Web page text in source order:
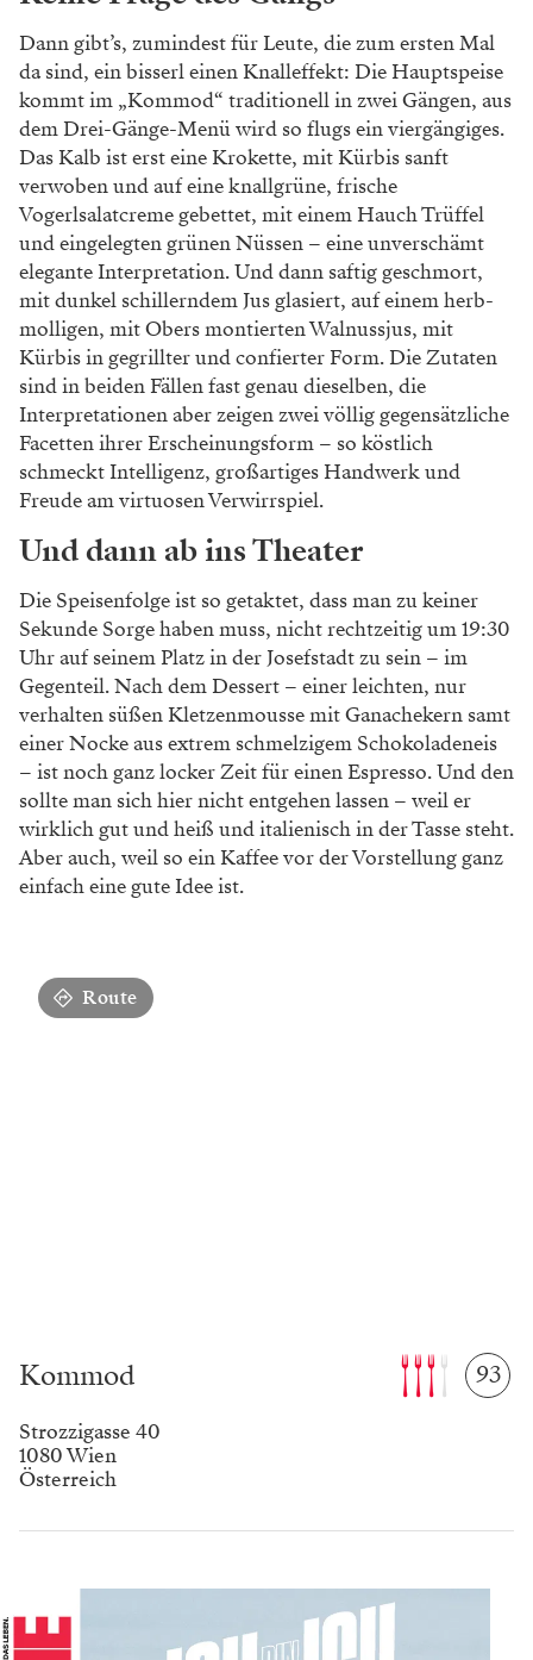
Dem Gemüse wird im „Kommod“ seit jeher besondere
Aufmerksamkeit zuteil, die Küche ist sehr gut darin,
die Aromen aus dem Grünen auf unwiderstehlich
anziehende Art auf die Teller zu bringen. Das kann,
jetzt im Winter, etwa Gelbe Rübe sein, mit Langpfeffer
seidenweich geschmort, die in ihrem Sud serviert wird
und ein bissl frisch gemachten Buttermilchkäse
obendrauf bekommt: Irrsinnig intensive Aromen,
bitter und süß, vom komplexen Geschmack des
Pfeffers völlig durchdrungen – wirkt beim ersten
Bissen fast medizinisch in seiner Kraft, legt sich dann
aber umso wohliger und mit nicht enden wollendem
Nachhall auf die Papillen. Oder Kohlrabi, roh und
hauchdünn geschnitten, mit aufgeschäumtem
Schafkäse von Nuart, scharfem Senfkohl und einem
Sud aus Kohlrabisaft – federleicht, kraftvoll, ein
Vergnügen in Sachen seidenweicher Knackigkeit.
Keine Frage des Gangs
Dann gibt’s, zumindest für Leute, die zum ersten Mal
kommt im „Kommod“ traditionell in zwei Gängen, aus
Das Kalb ist erst eine Krokette, mit Kürbis sanft
verwoben und auf eine knallgrüne, frische
Vogerlsalatcreme gebettet, mit einem Hauch Trüffel